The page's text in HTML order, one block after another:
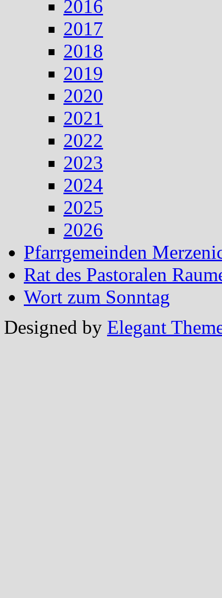
2016
2017
2018
2019
2020
2021
2022
2023
2024
2025
2026
Pfarrgemeinden
Rat des Pastoralen
Wort zum Sonntag
Designed by Elegant